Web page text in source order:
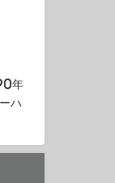
年
ハ